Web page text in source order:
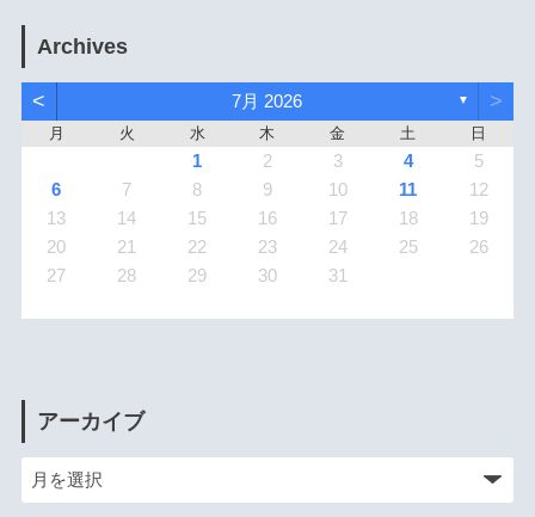
Archives
< 7月 2026 ▼ >
月 火 水 木 金 土 日
1 2 3 4
5
6
7 8 9 10 11
12
13
14 15 16 17 18
19
20
21 22 23 24 25
26
27
28 29 30 31
アーカイブ